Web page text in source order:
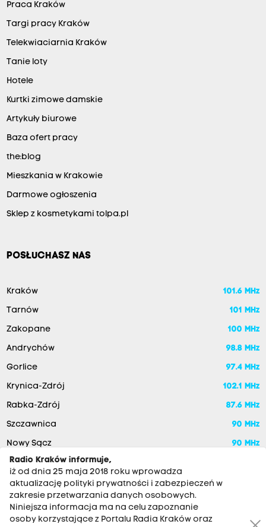
Praca Kraków
Targi pracy Kraków
Telekwiaciarnia Kraków
Tanie loty
Hotele
Kurtki zimowe damskie
Artykuły biurowe
Baza ofert pracy
the:blog
Mieszkania w Krakowie
Darmowe ogłoszenia
Sklep z kosmetykami tolpa.pl
POSŁUCHASZ NAS
Kraków 101.6 MHz
Tarnów 101 MHz
Zakopane 100 MHz
Andrychów 98.8 MHz
Gorlice 97.4 MHz
Krynica-Zdrój 102.1 MHz
Rabka-Zdrój 87.6 MHz
Szczawnica 90 MHz
Nowy Sącz
90 MHz
Radio Kraków informuje,
iż od dnia 25 maja 2018 roku wprowadza
aktualizację polityki prywatności i zabezpieczeń w
zakresie przetwarzania danych osobowych.
Niniejsza informacja ma na celu zapoznanie
osoby korzystające z Portalu Radia Kraków oraz